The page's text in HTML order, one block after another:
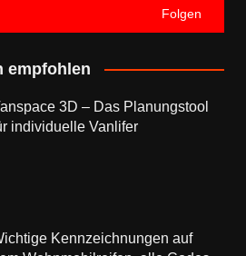
Folgen
empfohlen
3D – Das Planungstool
individuelle Vanlifer
Kennzeichnungen auf